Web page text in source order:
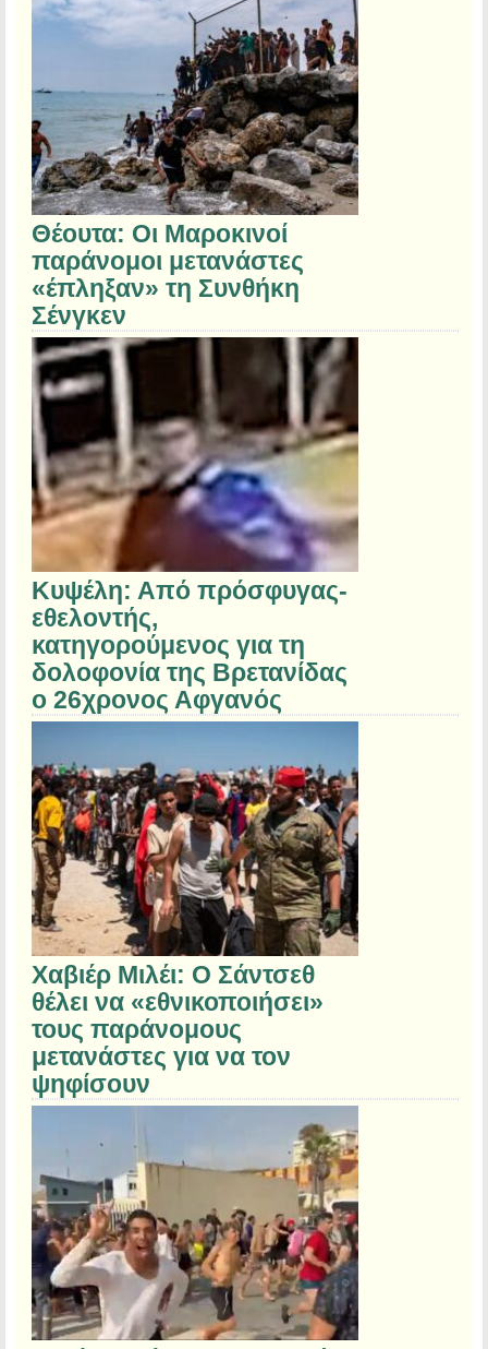
Θέουτα: Οι Μαροκινοί
παράνομοι μετανάστες
«έπληξαν» τη Συνθήκη
Σένγκεν
Κυψέλη: Από πρόσφυγας-
εθελοντής,
κατηγορούμενος για τη
δολοφονία της Βρετανίδας
ο 26χρονος Αφγανός
Χαβιέρ Μιλέι: Ο Σάντσεθ
θέλει να «εθνικοποιήσει»
τους παράνομους
μετανάστες για να τον
ψηφίσουν